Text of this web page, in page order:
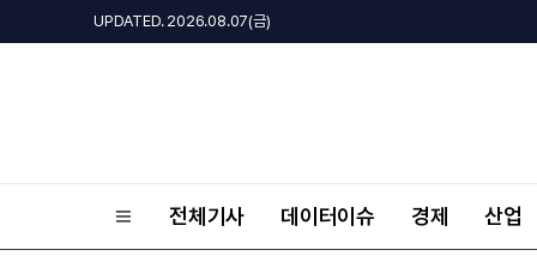
UPDATED. 2026.08.07(금)
전체기사 데이터이슈 경제 산업